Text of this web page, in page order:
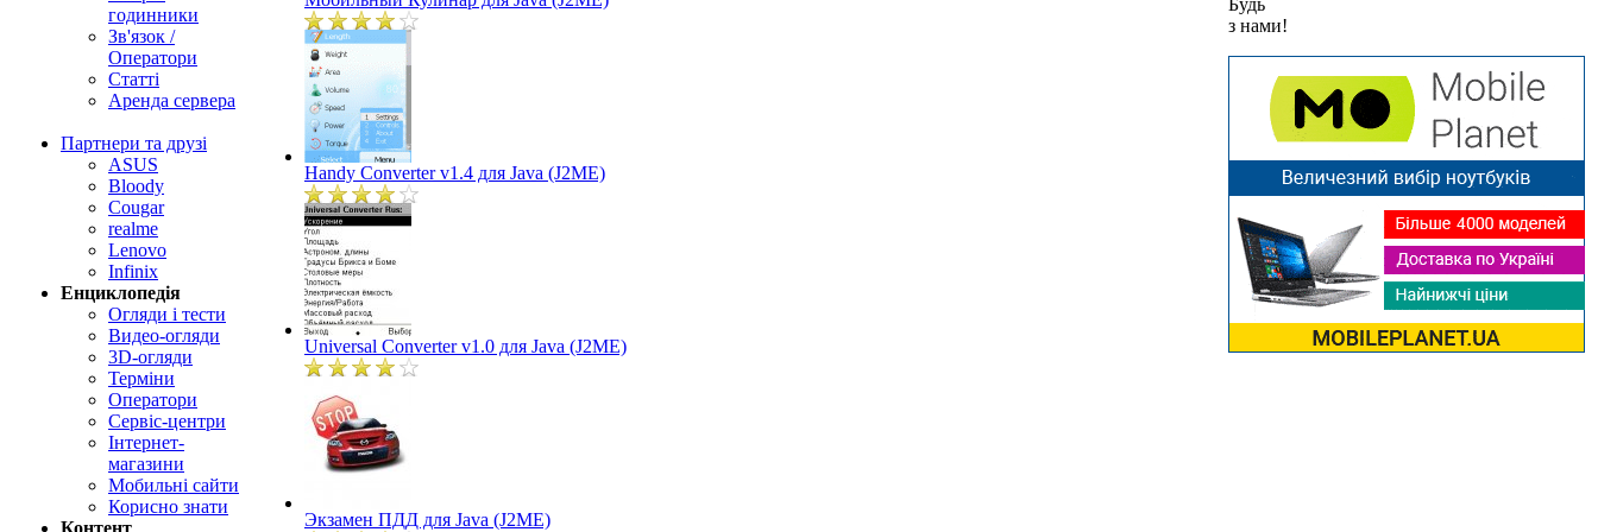
годинники
Зв'язок /
Оператори
Статті
Аренда сервера
Партнери та друзі
ASUS
Bloody
Cougar
realme
Lenovo
Infinix
Енциклопедія
Огляди і тести
Видео-огляди
3D-огляди
Терміни
Оператори
Сервіс-центри
Інтернет-
магазини
Мобильні сайти
Корисно знати
Контент
Handy Converter v1.4 для Java (J2ME)
Universal Converter v1.0 для Java (J2ME)
Экзамен ПДД для Java (J2ME)
Будь
з нами!